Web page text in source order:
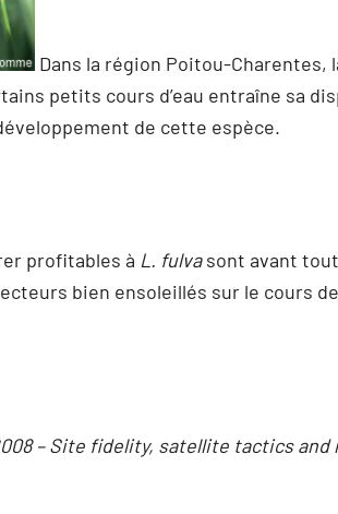
Dans la région Poitou-Charentes,
petits cours d’eau entraîne sa
de cette espèce.
profitables à L. fulvasont avant tout
bien ensoleillés sur le cours
– Site fidelity, satellite tactics and